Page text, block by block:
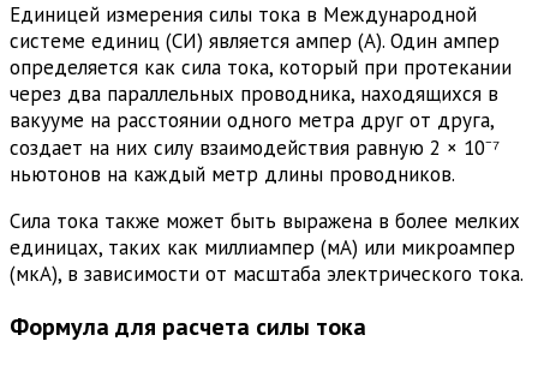
Единицей измерения силы тока в Международной
системе единиц (СИ) является ампер (А). Один ампер
определяется как сила тока, который при протекании
через два параллельных проводника, находящихся в
вакууме на расстоянии одного метра друг от друга,
создает на них силу взаимодействия равную 2 × 10⁻⁷
ньютонов на каждый метр длины проводников.
Сила тока также может быть выражена в более мелких
единицах, таких как миллиампер (мА) или микроампер
(мкА), в зависимости от масштаба электрического тока.
Формула для расчета силы тока